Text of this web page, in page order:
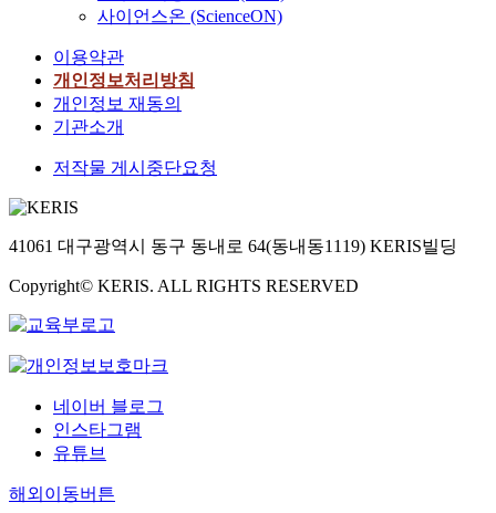
사이언스온 (ScienceON)
이용약관
개인정보처리방침
개인정보 재동의
기관소개
저작물 게시중단요청
41061 대구광역시 동구 동내로 64(동내동1119) KERIS빌딩
Copyright© KERIS. ALL RIGHTS RESERVED
네이버 블로그
인스타그램
유튜브
해외이동버튼